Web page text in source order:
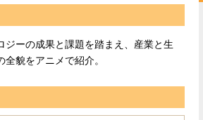
ーの成果と課題を踏まえ、産業と生
貌をアニメで紹介。